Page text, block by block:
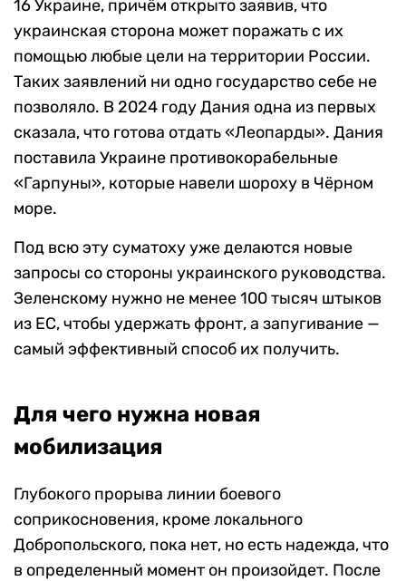
16 Украине, причём открыто заявив, что
украинская сторона может поражать с их
помощью любые цели на территории России.
Таких заявлений ни одно государство себе не
позволяло. В 2024 году Дания одна из первых
сказала, что готова отдать «Леопарды». Дания
поставила Украине противокорабельные
«Гарпуны», которые навели шороху в Чёрном
море.
Под всю эту суматоху уже делаются новые
запросы со стороны украинского руководства.
Зеленскому нужно не менее 100 тысяч штыков
из ЕС, чтобы удержать фронт, а запугивание —
самый эффективный способ их получить.
Для чего нужна новая
мобилизация
Глубокого прорыва линии боевого
соприкосновения, кроме локального
Добропольского, пока нет, но есть надежда, что
в определенный момент он произойдет. После